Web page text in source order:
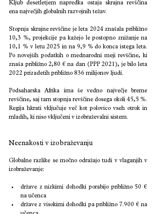
Kljub desetletjem napredka ostaja skrajna revščina
ena največjih globalnih razvojnih težav.
Stopnja skrajne revščine je leta 2024 znašala približno
10,3 %, projekcije pa kažejo le postopno znižanje na
10,1 % v letu 2025 in na 9,9 % do konca istega leta.
Po novejših podatkih o mednarodni meji revščine, ki
znaša približno 2,80 € na dan (PPP 2021), je bilo leta
2022 prizadetih približno 836 milijonov ljudi.
Podsaharska Afrika ima še vedno največje breme
revščine, saj tam stopnja revščine dosega okoli 45,5 %.
Regija hkrati vključuje več kot polovico vseh otrok in
mladih, ki niso vključeni v izobraževalni sistem.
Neenakosti v izobraževanju
Globalne razlike se močno odražajo tudi v vlaganjih v
izobraževanje:
države z nizkimi dohodki porabijo približno 50 €
na učenca
države z visokimi dohodki pa približno 7.900 € na